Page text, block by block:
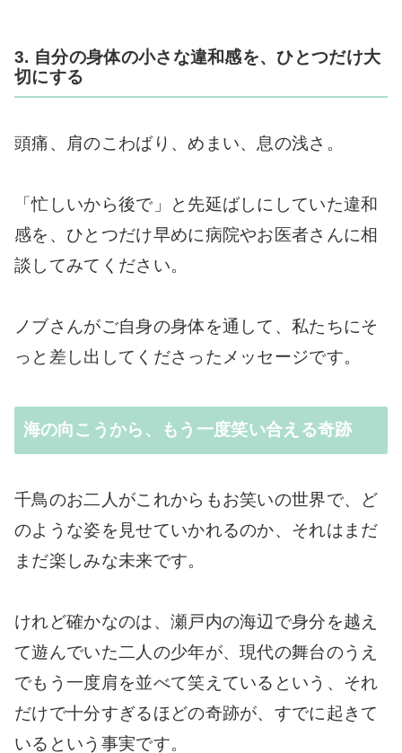
3. 自分の身体の小さな違和感を、ひとつだけ大
切にする
頭痛、肩のこわばり、めまい、息の浅さ。
「忙しいから後で」と先延ばしにしていた違和
感を、ひとつだけ早めに病院やお医者さんに相
談してみてください。
ノブさんがご自身の身体を通して、私たちにそ
っと差し出してくださったメッセージです。
海の向こうから、もう一度笑い合える奇跡
千鳥のお二人がこれからもお笑いの世界で、ど
のような姿を見せていかれるのか、それはまだ
まだ楽しみな未来です。
けれど確かなのは、瀬戸内の海辺で身分を越え
て遊んでいた二人の少年が、現代の舞台のうえ
でもう一度肩を並べて笑えているという、それ
だけで十分すぎるほどの奇跡が、すでに起きて
いるという事実です。